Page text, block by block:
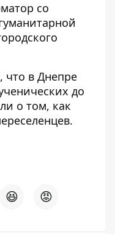
со
что в Днепре
до
о том, как
.
😆 😡